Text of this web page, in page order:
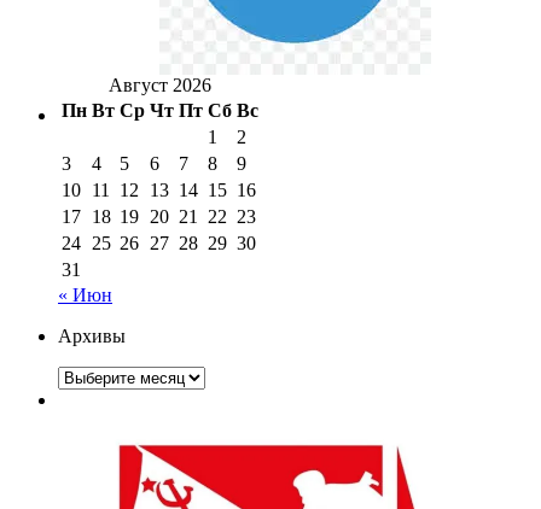
Август 2026
Пн Вт Ср Чт Пт Сб Вс
1
2
3
4 5 6 7 8
9
10 11 12 13 14 15 16
17 18 19 20 21 22 23
24 25 26 27 28 29 30
31
« Июн
Архивы
Архивы